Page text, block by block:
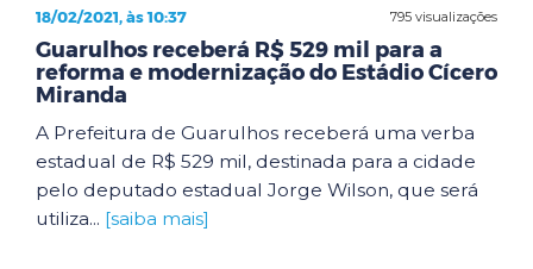
795 visualizações
18/02/2021, às 10:37
Guarulhos receberá R$ 529 mil para a
reforma e modernização do Estádio Cícero
Miranda
A Prefeitura de Guarulhos receberá uma verba
estadual de R$ 529 mil, destinada para a cidade
pelo deputado estadual Jorge Wilson, que será
utiliza... [saiba mais]